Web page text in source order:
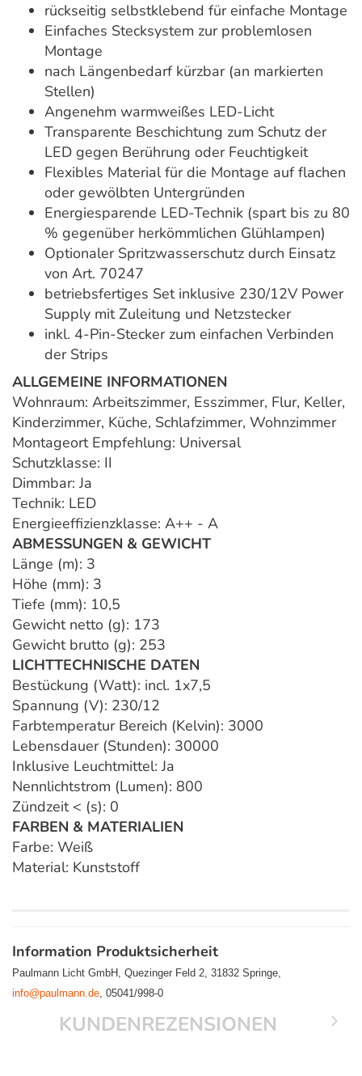
rückseitig selbstklebend für einfache Montage
Einfaches Stecksystem zur problemlosen
Montage
nach Längenbedarf kürzbar (an markierten
Stellen)
Angenehm warmweißes LED-Licht
Transparente Beschichtung zum Schutz der
LED gegen Berührung oder Feuchtigkeit
Flexibles Material für die Montage auf flachen
oder gewölbten Untergründen
Energiesparende LED-Technik (spart bis zu 80
% gegenüber herkömmlichen Glühlampen)
Optionaler Spritzwasserschutz durch Einsatz
von Art. 70247
betriebsfertiges Set inklusive 230/12V Power
Supply mit Zuleitung und Netzstecker
inkl. 4-Pin-Stecker zum einfachen Verbinden
der Strips
ALLGEMEINE INFORMATIONEN
Wohnraum: Arbeitszimmer, Esszimmer, Flur, Keller,
Kinderzimmer, Küche, Schlafzimmer, Wohnzimmer
Montageort Empfehlung: Universal
Schutzklasse: II
Dimmbar: Ja
Technik: LED
Energieeffizienzklasse: A++ - A
ABMESSUNGEN & GEWICHT
Länge (m): 3
Höhe (mm): 3
Tiefe (mm): 10,5
Gewicht netto (g): 173
Gewicht brutto (g): 253
LICHTTECHNISCHE DATEN
Bestückung (Watt): incl. 1x7,5
Spannung (V): 230/12
Farbtemperatur Bereich (Kelvin): 3000
Lebensdauer (Stunden): 30000
Inklusive Leuchtmittel: Ja
Nennlichtstrom (Lumen): 800
Zündzeit < (s): 0
FARBEN & MATERIALIEN
Farbe: Weiß
Material: Kunststoff
Information Produktsicherheit
Paulmann Licht GmbH, Quezinger Feld 2, 31832 Springe,
info@paulmann.de, 05041/998-0
KUNDENREZENSIONEN